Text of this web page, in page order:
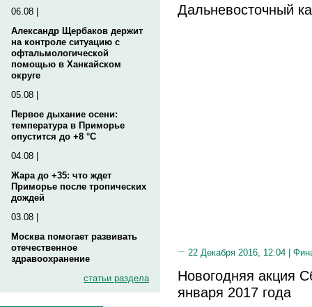
06.08 |
Александр Щербаков держит
на контроле ситуацию с
офтальмологической
помощью в Ханкайском
округе
05.08 |
Первое дыхание осени:
температура в Приморье
опустится до +8 °C
04.08 |
Жара до +35: что ждет
Приморье после тропических
дождей
03.08 |
Москва помогает развивать
отечественное
здравоохранение
статьи раздела
Дальневосточный
22 Декабря 2016, 12:04 |
Новогодняя акция
января 2017 года